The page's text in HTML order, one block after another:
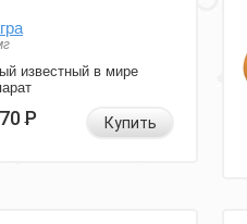
известный в мире
Р Купить